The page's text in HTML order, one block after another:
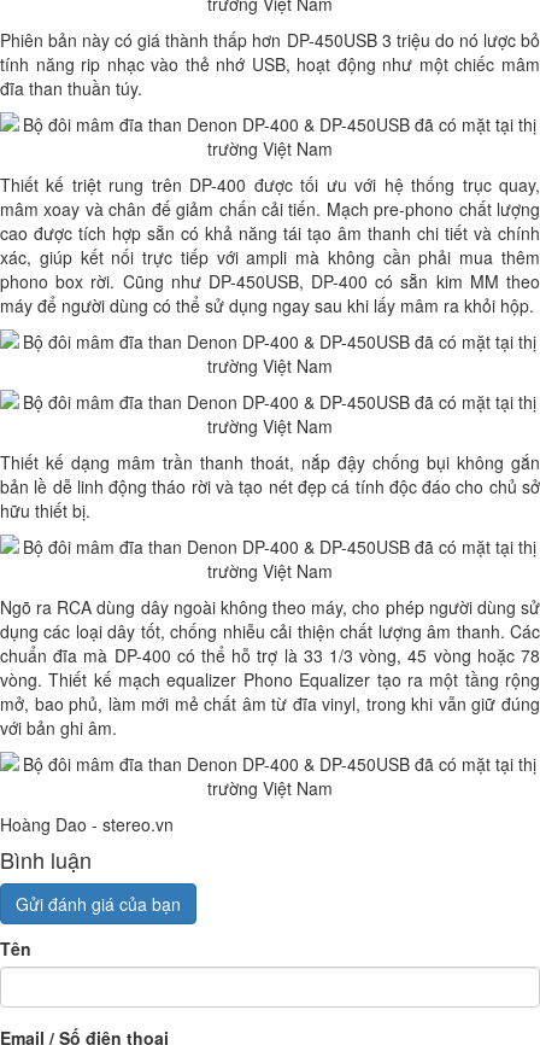
Phiên bản này có giá thành thấp hơn DP-450USB 3 triệu do nó lược bỏ
tính năng rip nhạc vào thẻ nhớ USB, hoạt động như một chiếc mâm
đĩa than thuần túy.
Thiết kế triệt rung trên DP-400 được tối ưu với hệ thống trục quay,
mâm xoay và chân đế giảm chấn cải tiến. Mạch pre-phono chất lượng
cao được tích hợp sẵn có khả năng tái tạo âm thanh chi tiết và chính
xác, giúp kết nối trực tiếp với ampli mà không cần phải mua thêm
phono box rời. Cũng như DP-450USB, DP-400 có sẵn kim MM theo
máy để người dùng có thể sử dụng ngay sau khi lấy mâm ra khỏi hộp.
Thiết kế dạng mâm trần thanh thoát, nắp đậy chống bụi không gắn
bản lề dễ linh động tháo rời và tạo nét đẹp cá tính độc đáo cho chủ sở
hữu thiết bị.
Ngõ ra RCA dùng dây ngoài không theo máy, cho phép người dùng sử
dụng các loại dây tốt, chống nhiễu cải thiện chất lượng âm thanh. Các
chuẩn đĩa mà DP-400 có thể hỗ trợ là 33 1/3 vòng, 45 vòng hoặc 78
vòng. Thiết kế mạch equalizer Phono Equalizer tạo ra một tầng rộng
mở, bao phủ, làm mới mẻ chất âm từ đĩa vinyl, trong khi vẫn giữ đúng
với bản ghi âm.
Hoàng Dao - stereo.vn
Bình luận
Gửi đánh giá của bạn
Tên
Email / Số điện thoại